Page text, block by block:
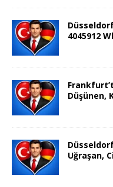
4045912
Düşünen,
Uğraşan,